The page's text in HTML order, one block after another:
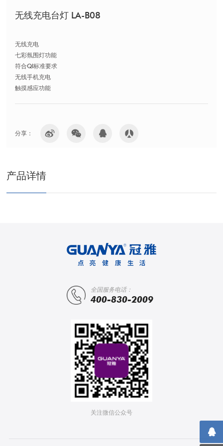
无线充电台灯 LA-B08
无线充电
七彩氛围灯功能
符合QI标准要求
无线手机充电
触摸感应功能
分享：
产品详情
全国服务电话：
400-830-2009
关注微信公众号